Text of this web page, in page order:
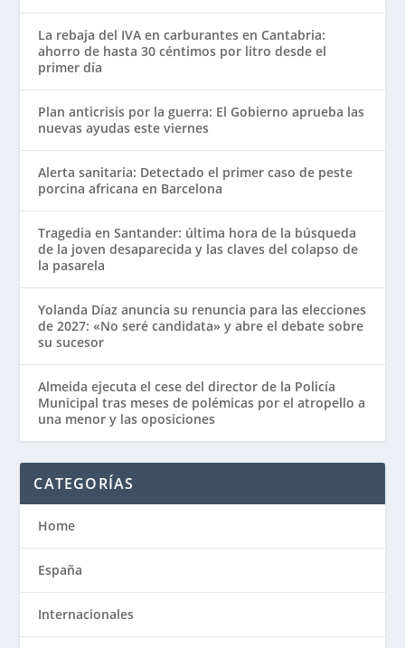
La rebaja del IVA en carburantes en Cantabria:
ahorro de hasta 30 céntimos por litro desde el
primer día
Plan anticrisis por la guerra: El Gobierno aprueba las
nuevas ayudas este viernes
Alerta sanitaria: Detectado el primer caso de peste
porcina africana en Barcelona
Tragedia en Santander: última hora de la búsqueda
de la joven desaparecida y las claves del colapso de
la pasarela
Yolanda Díaz anuncia su renuncia para las elecciones
de 2027: «No seré candidata» y abre el debate sobre
su sucesor
Almeida ejecuta el cese del director de la Policía
Municipal tras meses de polémicas por el atropello a
una menor y las oposiciones
CATEGORÍAS
Home
España
Internacionales